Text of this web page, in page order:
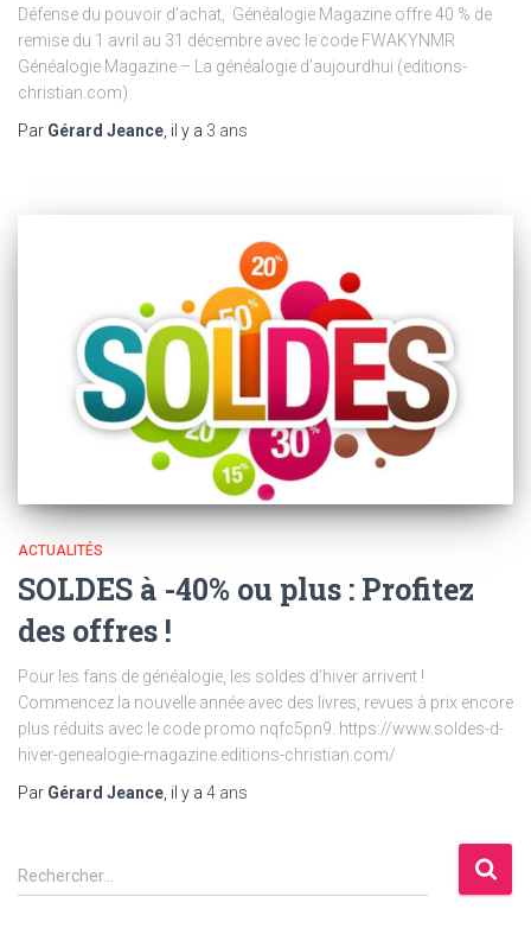
Défense du pouvoir d’achat, Généalogie Magazine offre 40 % de
remise du 1 avril au 31 décembre avec le code FWAKYNMR
Généalogie Magazine – La généalogie d’aujourdhui (editions-
christian.com)
Par Gérard Jeance , il y a 3 ans
ACTUALITÉS
SOLDES à -40% ou plus : Profitez
des offres !
Pour les fans de généalogie, les soldes d’hiver arrivent !
Commencez la nouvelle année avec des livres, revues à prix encore
plus réduits avec le code promo nqfc5pn9. https://www.soldes-d-
hiver-genealogie-magazine.editions-christian.com/
Par Gérard Jeance , il y a 4 ans
R
e
Rechercher…